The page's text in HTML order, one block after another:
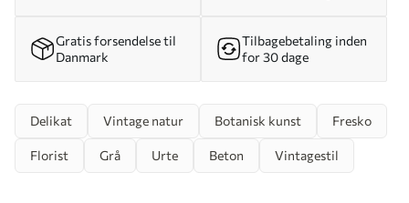
Gratis forsendelse til
Danmark
Tilbagebetaling inden
for 30 dage
Delikat Vintage natur Botanisk kunst Fresko
Florist Grå Urte Beton Vintagestil